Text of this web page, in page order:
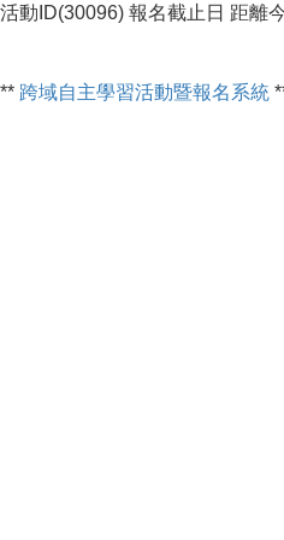
活動ID(30096) 報名截止日 距離
** 跨域自主學習活動暨報名系統